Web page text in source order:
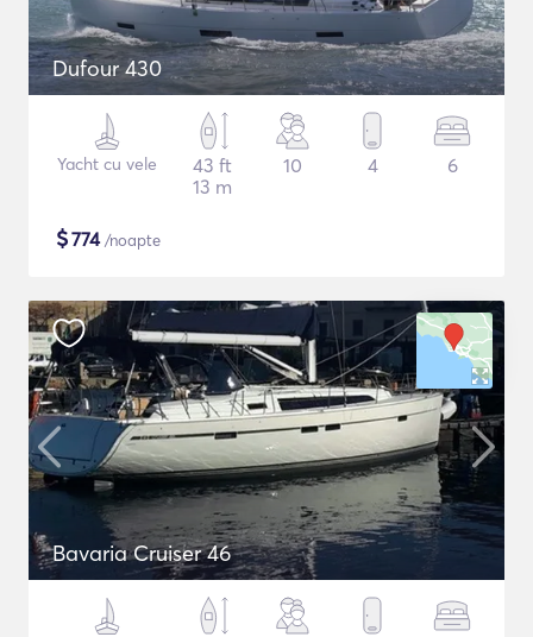
Dufour 430
Yacht cu vele
43 ft
13 m
10 4 6
$774/noapte
Bavaria Cruiser 46